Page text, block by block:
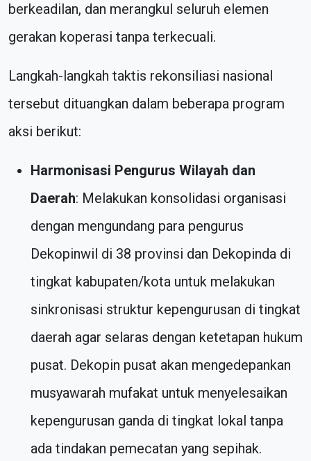
berkeadilan, dan merangkul seluruh elemen
gerakan koperasi tanpa terkecuali.
Langkah-langkah taktis rekonsiliasi nasional
tersebut dituangkan dalam beberapa program
aksi berikut:
Harmonisasi Pengurus Wilayah dan
Daerah: Melakukan konsolidasi organisasi
dengan mengundang para pengurus
Dekopinwil di 38 provinsi dan Dekopinda di
tingkat kabupaten/kota untuk melakukan
sinkronisasi struktur kepengurusan di tingkat
daerah agar selaras dengan ketetapan hukum
pusat. Dekopin pusat akan mengedepankan
musyawarah mufakat untuk menyelesaikan
kepengurusan ganda di tingkat lokal tanpa
ada tindakan pemecatan yang sepihak.